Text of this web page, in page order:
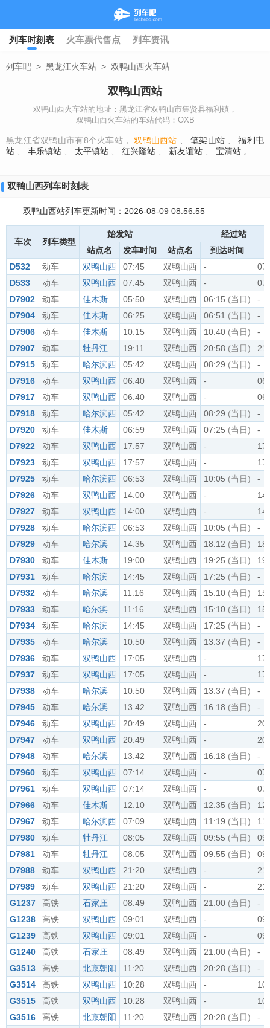
列车时刻表 火车票代售点 列车资讯
列车吧 > 黑龙江火车站 > 双鸭山西火车站
双鸭山西站
双鸭山西火车站的地址：黑龙江省双鸭山市集贤县福利镇，
双鸭山西火车站的车站代码：OXB
黑龙江省双鸭山市有8个火车站， 双鸭山西站 笔架山站
福利屯
站
丰乐镇站 太平镇站 红兴隆站 新友谊站 宝清站 。
双鸭山西列车时刻表
双鸭山西站列车更新时间：2026-08-09 08:56:55
车次 列车类型
始发站
经过站
站点名
发车时间 站点名 到达时间
D532
动车 双鸭山西 07:45 双鸭山西 -
D533
动车 双鸭山西 07:45 双鸭山西 -
D7902
动车 佳木斯 05:50 双鸭山西 06:15 (当日)
-
D7904
动车 佳木斯 06:25 双鸭山西 06:51 (当日)
-
D7906
动车 佳木斯 10:15 双鸭山西 10:40 (当日)
-
D7907
动车 牡丹江 19:11 双鸭山西 20:58 (当日)
D7915
动车 哈尔滨西 05:42 双鸭山西 08:29 (当日)
-
D7916
动车 双鸭山西 06:40 双鸭山西 -
D7917
动车 双鸭山西 06:40 双鸭山西 -
D7918
动车 哈尔滨西 05:42 双鸭山西 08:29 (当日)
-
D7920
动车 佳木斯 06:59 双鸭山西 07:25 (当日)
-
D7922
动车 双鸭山西 17:57 双鸭山西 -
D7923
动车 双鸭山西 17:57 双鸭山西 -
D7925
动车 哈尔滨西 06:53 双鸭山西 10:05 (当日)
-
D7926
动车 双鸭山西 14:00 双鸭山西 -
D7927
动车 双鸭山西 14:00 双鸭山西 -
D7928
动车 哈尔滨西 06:53 双鸭山西 10:05 (当日)
-
D7929
动车 哈尔滨 14:35 双鸭山西 18:12 (当日)
D7930
动车 佳木斯 19:00 双鸭山西 19:25 (当日)
D7931
动车 哈尔滨 14:45 双鸭山西 17:25 (当日)
-
D7932
动车 哈尔滨 11:16 双鸭山西 15:10 (当日)
D7933
动车 哈尔滨 11:16 双鸭山西 15:10 (当日)
D7934
动车 哈尔滨 14:45 双鸭山西 17:25 (当日)
-
D7935
动车 哈尔滨 10:50 双鸭山西 13:37 (当日)
-
D7936
动车 双鸭山西 17:05 双鸭山西 -
D7937
动车 双鸭山西 17:05 双鸭山西 -
D7938
动车 哈尔滨 10:50 双鸭山西 13:37 (当日)
-
D7945
动车 哈尔滨 13:42 双鸭山西 16:18 (当日)
-
D7946
动车 双鸭山西 20:49 双鸭山西 -
D7947
动车 双鸭山西 20:49 双鸭山西 -
D7948
动车 哈尔滨 13:42 双鸭山西 16:18 (当日)
-
D7960
动车 双鸭山西 07:14 双鸭山西 -
D7961
动车 双鸭山西 07:14 双鸭山西 -
D7966
动车 佳木斯 12:10 双鸭山西 12:35 (当日)
D7967
动车 哈尔滨西 07:09 双鸭山西 11:19 (当日)
D7980
动车 牡丹江 08:05 双鸭山西 09:55 (当日)
D7981
动车 牡丹江 08:05 双鸭山西 09:55 (当日)
D7988
动车 双鸭山西 21:20 双鸭山西 -
D7989
动车 双鸭山西 21:20 双鸭山西 -
G1237
高铁 石家庄 08:49 双鸭山西 21:00 (当日)
-
G1238
高铁 双鸭山西 09:01 双鸭山西 -
G1239
高铁 双鸭山西 09:01 双鸭山西 -
G1240
高铁 石家庄 08:49 双鸭山西 21:00 (当日)
-
G3513
高铁 北京朝阳 11:20 双鸭山西 20:28 (当日)
-
G3514
高铁 双鸭山西 10:28 双鸭山西 -
G3515
高铁 双鸭山西 10:28 双鸭山西 -
G3516
高铁 北京朝阳 11:20 双鸭山西 20:28 (当日)
-